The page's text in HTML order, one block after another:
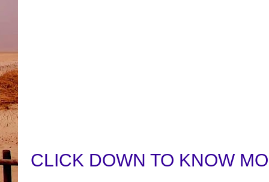
CLICK DOWN TO KNOW